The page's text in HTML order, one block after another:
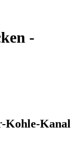
-
Kohle-Kanal